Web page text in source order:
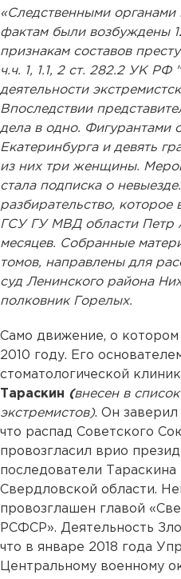
«Следственными
фактам были возбуждены
признакам составов
ч.ч. 1, 1.1, 2 ст. 282.2 УК РФ
деятельности
Впоследствии
дела в одно. Фигурантами
Екатеринбурга и девять
из них три женщины.
стала подписка о
разбирательство, которое
ГСУ ГУ МВД области Петр
месяцев. Собранные
томов, направлены для
суд Ленинского района
полковник Горелых.
Само движение, о котором
2010 году. Его
стоматологической
Тараскин (внесен в
экстремистов). Он заверил
что распад Советского
провозгласил врио
последователи Тараскина
Свердловской области.
провозглашен главой
РСФСР». Деятельность
что в январе 2018 года
Центральному военному